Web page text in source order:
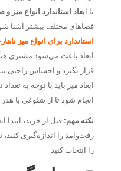
با ا بعاد استاندارد انواع میز و
فضاهای مختلف بیشتر آشنا
استاندارد برای انواع میز
ابعاد باعث می‌شود مشتری
قرار بگیرد و احساس راحتی
ابعاد میز باید با توجه به
انجام شود تا از شلوغی یا
نکته مهم: قبل از خرید،
رفت‌وآمد را اندازه‌گیری
را انتخاب کنید.